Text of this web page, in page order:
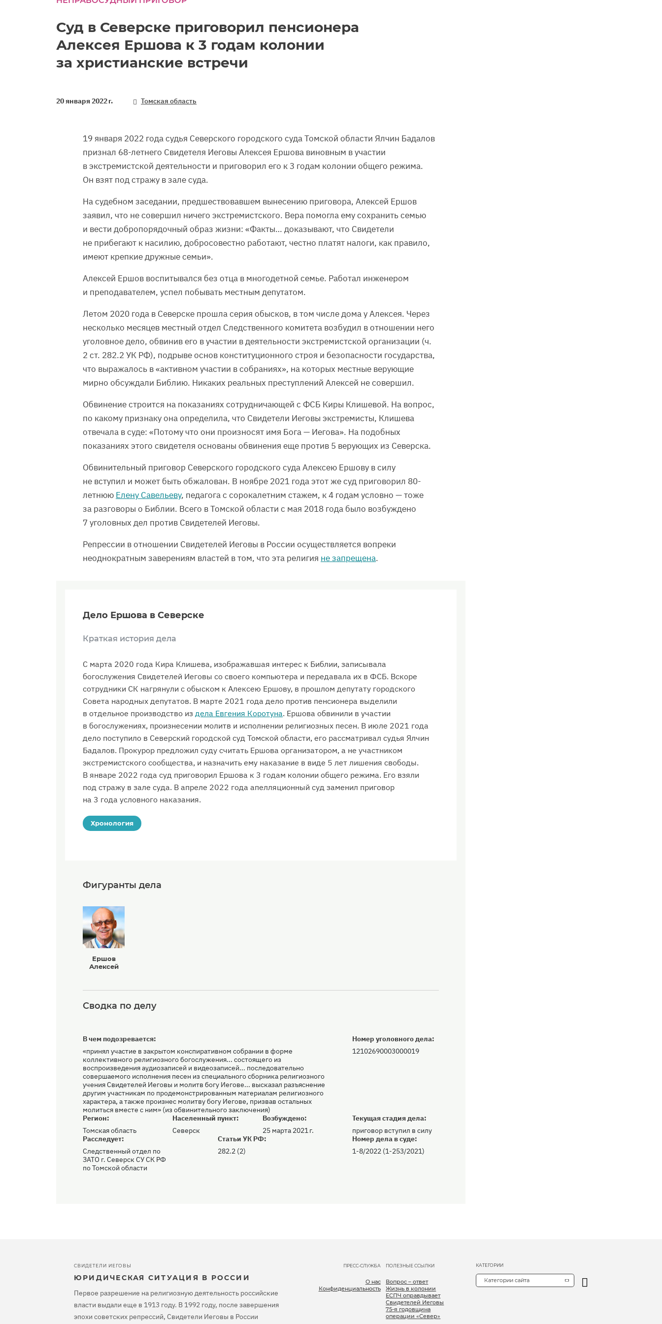
Суд в Северске приговорил пенсионера
Алексея Ершова к 3 годам колонии
за христианские встречи
20 января 2022 г. Томская область
19 января 2022 года судья Северского городского суда Томской области Ялчин Бадалов
признал 68-летнего Свидетеля Иеговы Алексея Ершова виновным в участии
в экстремистской деятельности и приговорил его к 3 годам колонии общего режима.
Он взят под стражу в зале суда.
На судебном заседании, предшествовавшем вынесению приговора, Алексей Ершов
заявил, что не совершил ничего экстремистского. Вера помогла ему сохранить семью
и вести добропорядочный образ жизни: «Факты… доказывают, что Свидетели
не прибегают к насилию, добросовестно работают, честно платят налоги, как правило,
имеют крепкие дружные семьи».
Алексей Ершов воспитывался без отца в многодетной семье. Работал инженером
и преподавателем, успел побывать местным депутатом.
Летом 2020 года в Северске прошла серия обысков, в том числе дома у Алексея. Через
несколько месяцев местный отдел Следственного комитета возбудил в отношении него
уголовное дело, обвинив его в участии в деятельности экстремистской организации (ч.
2 ст. 282.2 УК РФ), подрыве основ конституционного строя и безопасности государства,
что выражалось в «активном участии в собраниях», на которых местные верующие
мирно обсуждали Библию. Никаких реальных преступлений Алексей не совершил.
Обвинение строится на показаниях сотрудничающей с ФСБ Киры Клишевой. На вопрос,
по какому признаку она определила, что Свидетели Иеговы экстремисты, Клишева
отвечала в суде: «Потому что они произносят имя Бога — Иегова». На подобных
показаниях этого свидетеля основаны обвинения еще против 5 верующих из Северска.
Обвинительный приговор Северского городского суда Алексею Ершову в силу
не вступил и может быть обжалован. В ноябре 2021 года этот же суд приговорил 80-
летнюю Елену Савельеву, педагога с сорокалетним стажем, к 4 годам условно — тоже
за разговоры о Библии. Всего в Томской области с мая 2018 года было возбуждено
7 уголовных дел против Свидетелей Иеговы.
Репрессии в отношении Свидетелей Иеговы в России осуществляется вопреки
неоднократным заверениям властей в том, что эта религия не запрещена.
Дело Ершова в Северске
Краткая история дела
С марта 2020 года Кира Клишева, изображавшая интерес к Библии, записывала
богослужения Свидетелей Иеговы со своего компьютера и передавала их в ФСБ. Вскоре
сотрудники СК нагрянули с обыском к Алексею Ершову, в прошлом депутату городского
Совета народных депутатов. В марте 2021 года дело против пенсионера выделили
в отдельное производство из дела Евгения Коротуна. Ершова обвинили в участии
в богослужениях, произнесении молитв и исполнении религиозных песен. В июле 2021 года
дело поступило в Северский городской суд Томской области, его рассматривал судья Ялчин
Бадалов. Прокурор предложил суду считать Ершова организатором, а не участником
экстремистского сообщества, и назначить ему наказание в виде 5 лет лишения свободы.
В январе 2022 года суд приговорил Ершова к 3 годам колонии общего режима. Его взяли
под стражу в зале суда. В апреле 2022 года апелляционный суд заменил приговор
на 3 года условного наказания.
Хронология
Фигуранты дела
Ершов
Алексей
Сводка по делу
Регион:
Томская область
Населенный пункт:
Северск
В чем подозревается:
«принял участие в закрытом конспиративном собрании в форме
коллективного религиозного богослужения... состоящего из
воспроизведения аудиозаписей и видеозаписей... последовательно
совершаемого исполнения песен из специального сборника религиозного
учения Свидетелей Иеговы и молитв богу Иегове... высказал разъяснение
другим участникам по продемонстрированным материалам религиозного
характера, а также произнес молитву богу Иегове, призвав остальных
молиться вместе с ним» (из обвинительного заключения)
Номер уголовного дела:
12102690003000019
Возбуждено:
25 марта 2021 г.
Текущая стадия дела:
приговор вступил в силу
Расследует:
Следственный отдел по
ЗАТО г. Северск СУ СК РФ
по Томской области
Статьи УК РФ:
282.2 (2)
Номер дела в суде:
1-8/2022 (1-253/2021)
СВИДЕТЕЛИ ИЕГОВЫ
ЮРИДИЧЕСКАЯ СИТУАЦИЯ В РОССИИ
Первое разрешение на религиозную деятельность российские
власти выдали еще в 1913 году. В 1992 году, после завершения
эпохи советских репрессий, Свидетели Иеговы в России
ПРЕСС-СЛУЖБА
О нас
Конфиденциальность
ПОЛЕЗНЫЕ ССЫЛКИ
Вопрос – ответ
Жизнь в колонии
ЕСПЧ оправдывает
Свидетелей Иеговы
75-я годовщина
операции «Север»
КАТЕГОРИИ
Категории сайта